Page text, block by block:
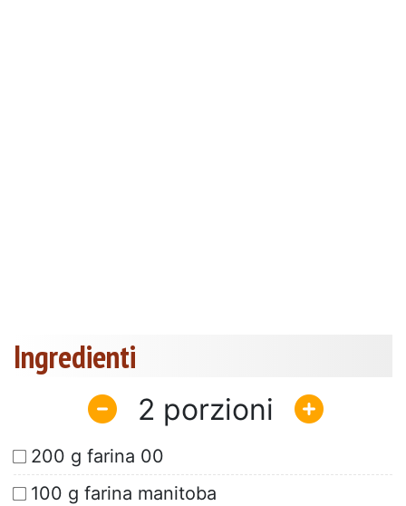
Ingredienti
2
200 g farina 00
100 g farina manitoba